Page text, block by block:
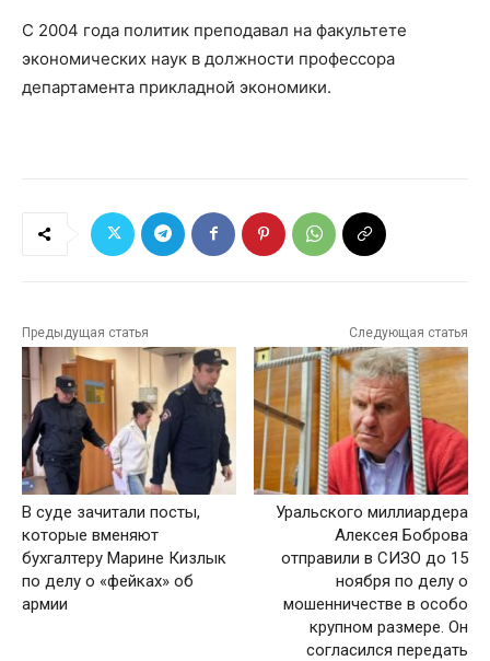
С 2004 года политик преподавал на факультете
экономических наук в должности профессора
департамента прикладной экономики.
Предыдущая статья
В суде зачитали посты,
которые вменяют
бухгалтеру Марине Кизлык
по делу о «фейках» об
армии
Следующая статья
Уральского миллиардера
Алексея Боброва
отправили в СИЗО до 15
ноября по делу о
мошенничестве в особо
крупном размере. Он
согласился передать